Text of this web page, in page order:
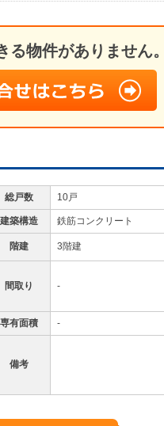
る物件がありません
総戸数 10戸
建築構造 鉄筋コンクリート
階建 3階建
間取り -
専有面積 -
備考